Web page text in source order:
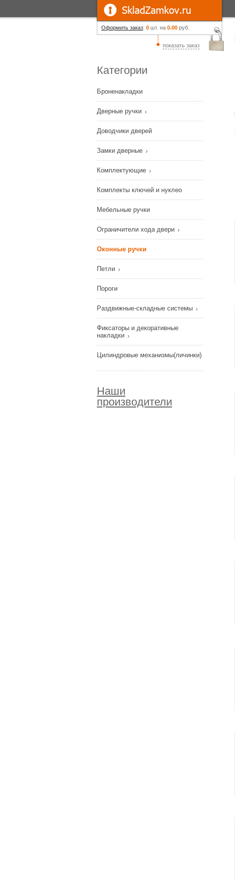
Оформить заказ: 0 шт. на 0.00 руб.
показать заказ
Категории
Броненакладки
Дверные ручки
Доводчики дверей
Замки дверные
Комплектующие
Комплекты ключей и нуклео
Мебельные ручки
Ограничители хода двери
Оконные ручки
Петли
Пороги
Раздвижные-складные системы
Фиксаторы и декоративные
накладки
Цилиндровые механизмы(личинки)
Наши
производители